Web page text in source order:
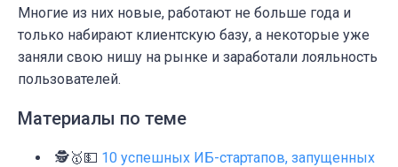
Многие из них новые, работают не больше года и
только набирают клиентскую базу, а некоторые уже
заняли свою нишу на рынке и заработали лояльность
пользователей.
Материалы по теме
🕵🥇💵 10 успешных ИБ-стартапов, запущенных